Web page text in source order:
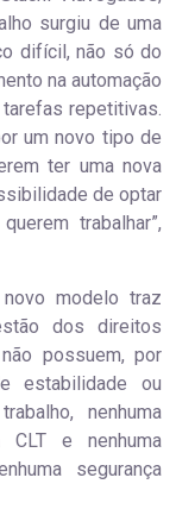
surgiu de uma
difícil, não só do
na automação
repetitivas.
um novo tipo de
ter uma nova
de optar
trabalhar”,
modelo traz
dos direitos
possuem, por
estabilidade ou
nenhuma
CLT e nenhuma
segurança